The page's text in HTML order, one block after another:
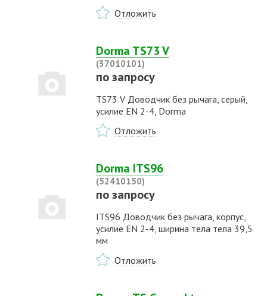
Отложить
Dorma TS73 V
(37010101)
по запросу
TS73 V Доводчик без рычага, серый,
усилие EN 2-4, Dorma
Отложить
Dorma ITS96
(52410150)
по запросу
ITS96 Доводчик без рычага, корпус,
усилие EN 2-4, ширина тела тела 39,5
мм
Отложить